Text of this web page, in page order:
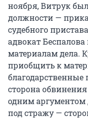
ноября, Витрук
должности —
судебного
адвокат
материалам дела.
приобщить к
сторона
одним аргументом
под стражу —